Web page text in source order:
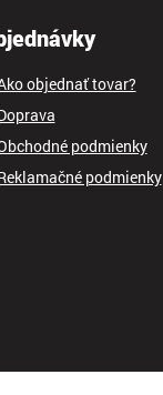
objednať tovar?
podmienky
podmienky